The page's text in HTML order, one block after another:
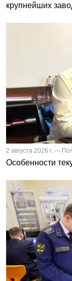
крупнейших
2 августа 2026 г. —
Особенности